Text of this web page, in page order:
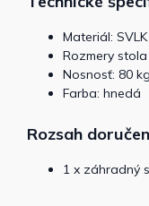
Materiál:
Rozmery stola
Nosnosť: 80 kg
Farba: hnedá
Rozsah
1 x záhradný